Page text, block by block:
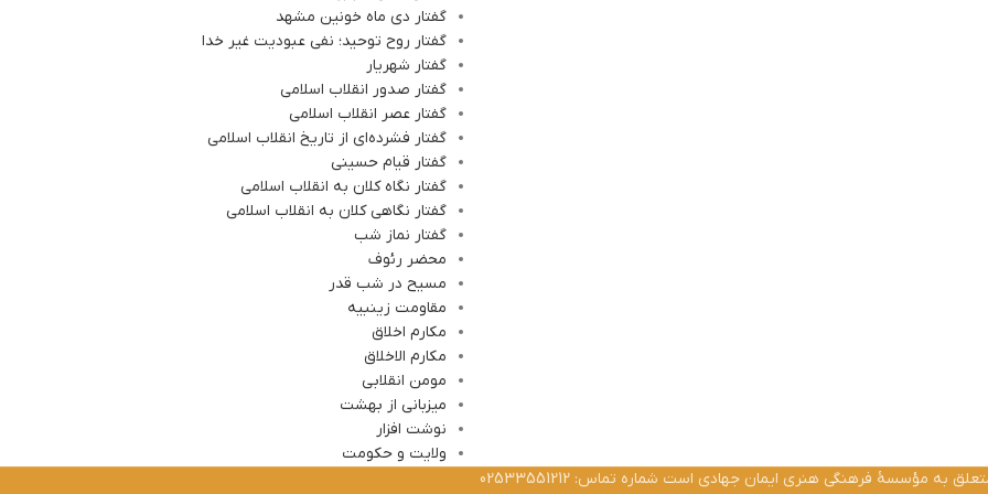
گفتار دی ماه خونین مشهد
گفتار روح توحید؛ نفی عبودیت غیر خدا
گفتار شهریار
گفتار صدور انقلاب اسلامی
گفتار عصر انقلاب اسلامی
گفتار فشرده‌ای از تاریخ انقلاب اسلامی
گفتار قیام حسینی
گفتار نگاه کلان به انقلاب اسلامی
گفتار نگاهی کلان به انقلاب اسلامی
گفتار نماز شب
محضر رئوف
مسیح در شب قدر
مقاومت زینبیه
مکارم اخلاق
مکارم الاخلاق
مومن انقلابی
میزبانی از بهشت
نوشت افزار
ولایت و حکومت
به مؤسسۀ فرهنگی هنری ایمان جهادی است شماره تماس: 02533551212